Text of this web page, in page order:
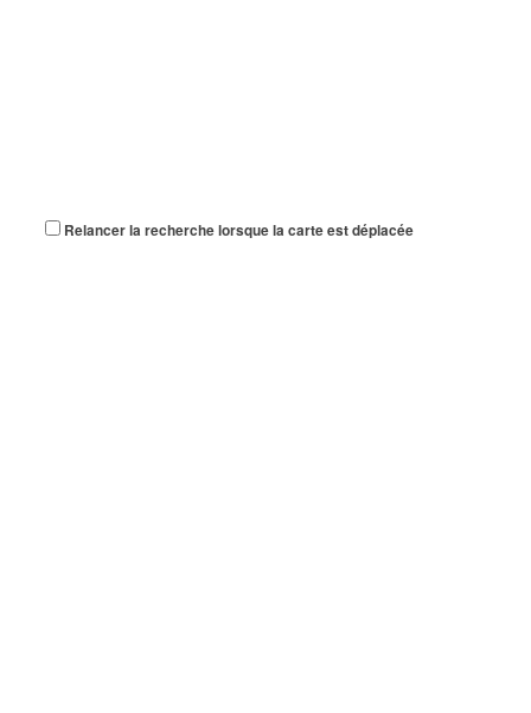
Relancer la recherche lorsque la carte est déplacée